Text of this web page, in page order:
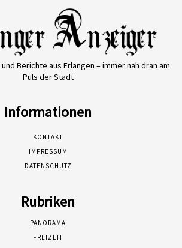
Berichte aus Erlangen – immer nah dran am
Puls der Stadt
Informationen
KONTAKT
IMPRESSUM
DATENSCHUTZ
Rubriken
PANORAMA
FREIZEIT